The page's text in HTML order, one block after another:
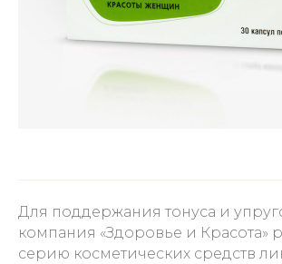
Для поддержания тонуса и
компания «Здоровье и Красота»
серию косметических средств